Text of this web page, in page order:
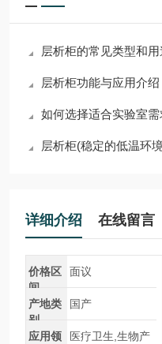
层析柜的常见类型和
层析柜功能与应用介绍
如何选择适合实验室
层析柜(稳定的低温环
详细介绍 在线留言
价格区
间
面议
产地类
别
国产
应用领
医疗卫生,生物产